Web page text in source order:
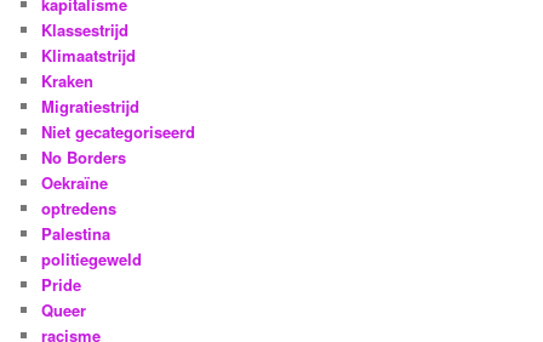
Klassestrijd
Klimaatstrijd
Kraken
Migratiestrijd
Niet gecategoriseerd
No Borders
Oekraïne
optredens
Palestina
politiegeweld
Pride
Queer
racisme